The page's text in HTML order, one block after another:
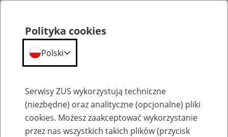
Szkolenia
Polityka cookies
Polski
Serwisy ZUS wykorzystują techniczne
(niezbędne) oraz analityczne (opcjonalne) pliki
cookies. Możesz zaakceptować wykorzystanie
przez nas wszystkich takich plików (przycisk